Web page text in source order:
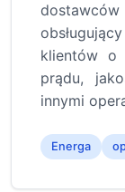
klientów o
prądu,
innymi
Energa